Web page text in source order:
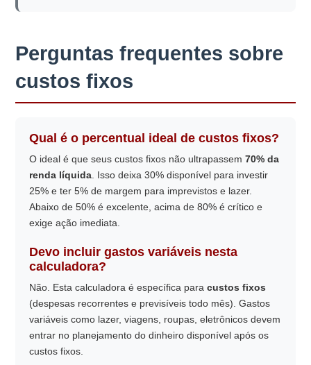
Perguntas frequentes sobre
custos fixos
Qual é o percentual ideal de custos fixos?
O ideal é que seus custos fixos não ultrapassem70% da
renda líquida. Isso deixa 30% disponível para investir
25% e ter 5% de margem para imprevistos e lazer.
Abaixo de 50% é excelente, acima de 80% é crítico e
exige ação imediata.
Devo incluir gastos variáveis nesta
calculadora?
Não. Esta calculadora é específica paracustos fixos
(despesas recorrentes e previsíveis todo mês). Gastos
variáveis como lazer, viagens, roupas, eletrônicos devem
entrar no planejamento do dinheiro disponível após os
custos fixos.